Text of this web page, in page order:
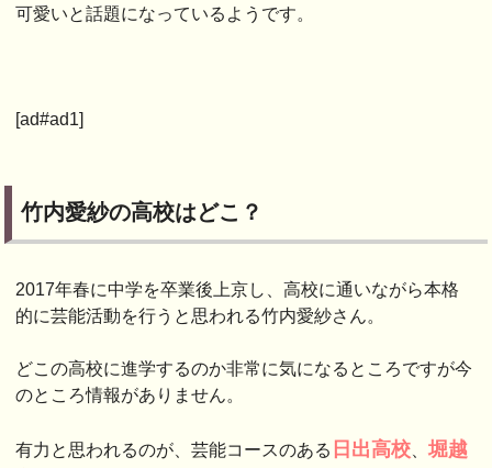
可愛いと話題になっているようです。
[ad#ad1]
竹内愛紗の高校はどこ？
2017年春に中学を卒業後上京し、高校に通いながら本格
的に芸能活動を行うと思われる竹内愛紗さん。
どこの高校に進学するのか非常に気になるところですが今
のところ情報がありません。
有力と思われるのが、芸能コースのある 日出高校 、堀越